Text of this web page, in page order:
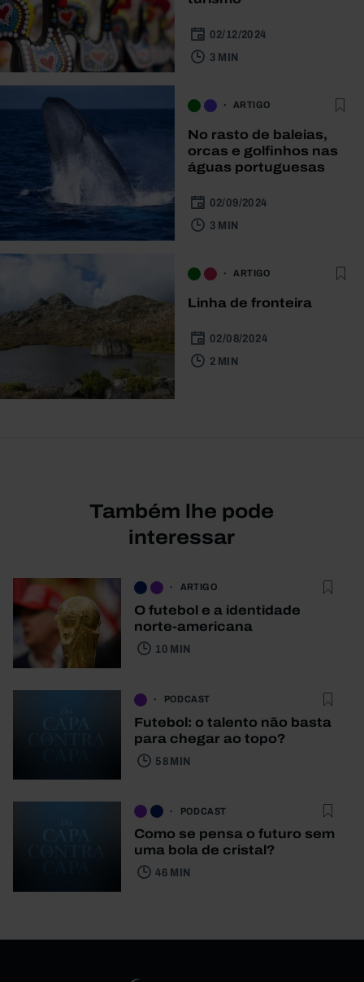
02/12/2024
3 MIN
ARTIGO
No rasto de baleias,
orcas e golfinhos nas
águas portuguesas
02/09/2024
3 MIN
ARTIGO
Linha de fronteira
02/08/2024
2 MIN
Também lhe pode
interessar
ARTIGO
O futebol e a identidade
norte-americana
10 MIN
PODCAST
Futebol: o talento não basta
para chegar ao topo?
58 MIN
PODCAST
Como se pensa o futuro sem
uma bola de cristal?
46 MIN